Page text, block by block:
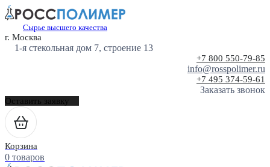
Сырье высшего качества
г. Москва
1-я стекольная дом 7, строение 13
+7 800 550-79-85
info@rosspolimer.ru
+7 495 374-59-61
Заказать звонок
Оставить заявку
Корзина
0 товаров